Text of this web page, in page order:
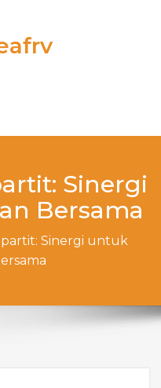
Sinergi
Bersama
Sinergi untuk